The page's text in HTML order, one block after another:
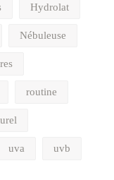
Hydrolat
Nébuleuse
routine
uva uvb